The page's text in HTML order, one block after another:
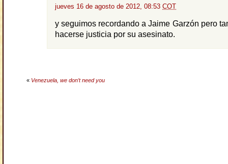
jueves 16 de agosto de 2012, 08:53 COT
y seguimos recordando a Jaime Garzón pero
hacerse justicia por su asesinato.
« Venezuela, we don’t need you